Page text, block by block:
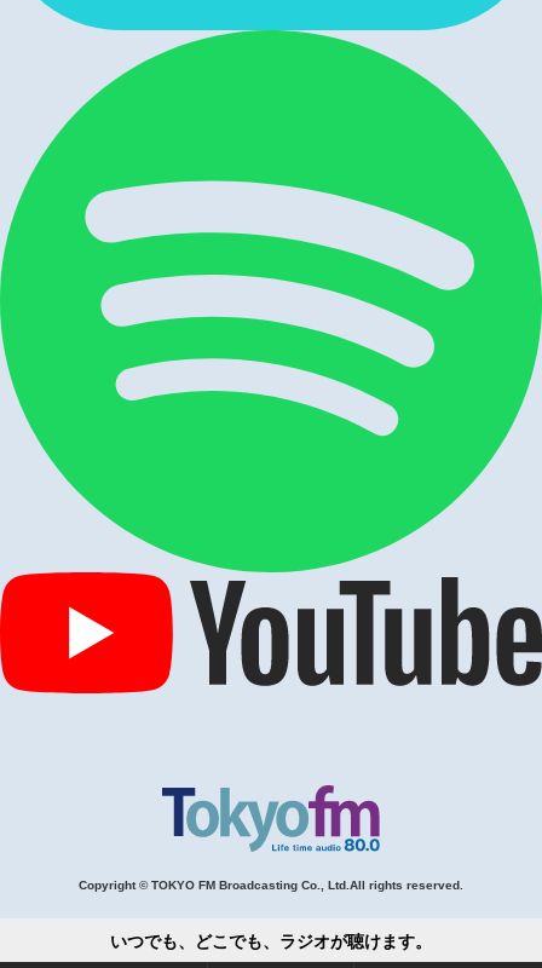
Copyright © TOKYO FM Broadcasting Co., Ltd.All rights reserved.
いつでも、どこでも、ラジオが聴けます。